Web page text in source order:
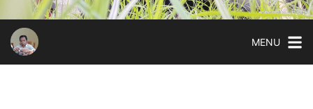
MENU